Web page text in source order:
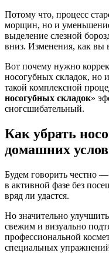
Потому что, процесс
морщин, но и
выделение слезной
вниз. Изменения, как вы
Вот почему нужно
носогубных складок, но
такой комплексной
носогубных складок»
сногсшибательный.
Как убрать
домашних
Будем говорить честно
в активной фазе без
вряд ли удастся.
Но значительно
свежим и визуально
профессиональной
специальных